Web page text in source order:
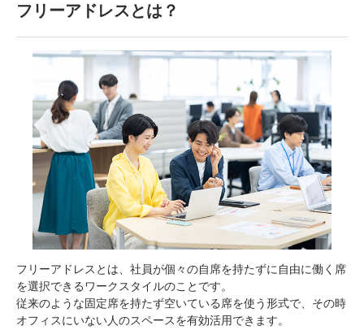
フリーアドレスとは？
フリーアドレスとは、社員が個々の自席を持たずに自由に働く席
を選択できるワークスタイルのことです。
従来のような固定席を持たず空いている席を使う形式で、その時
オフィスにいない人のスペースを有効活用できます。